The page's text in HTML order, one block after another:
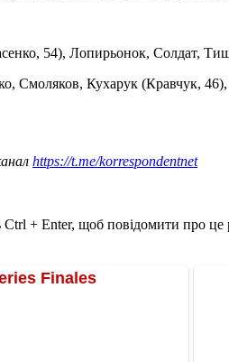
54), Лопирьонок, Солдат,
Смоляков, Кухарук (Кравчук,
https://t.me/korrespondentnet
Ctrl + Enter, щоб повідомити про це